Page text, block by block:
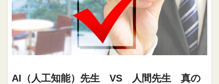
AI（人工知能）先生 VS 人間先生 真の